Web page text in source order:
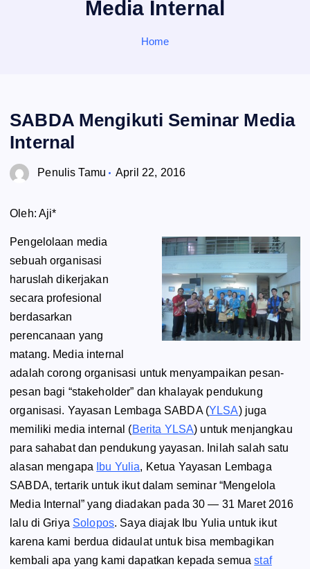
Media Internal
Home
SABDA Mengikuti Seminar Media
Internal
Penulis Tamu April 22, 2016
Oleh: Aji*
Pengelolaan media
sebuah organisasi
haruslah dikerjakan
secara profesional
berdasarkan
perencanaan yang
matang. Media internal
adalah corong organisasi untuk menyampaikan pesan-
pesan bagi “stakeholder” dan khalayak pendukung
organisasi. Yayasan Lembaga SABDA (YLSA) juga
memiliki media internal (Berita YLSA) untuk menjangkau
para sahabat dan pendukung yayasan. Inilah salah satu
alasan mengapa
Ibu Yulia, Ketua Yayasan Lembaga
SABDA, tertarik untuk ikut dalam seminar “Mengelola
Media Internal” yang diadakan pada 30 — 31 Maret 2016
lalu di Griya Solopos. Saya diajak Ibu Yulia untuk ikut
karena kami berdua didaulat untuk bisa membagikan
kembali apa yang kami dapatkan kepada semuastaf